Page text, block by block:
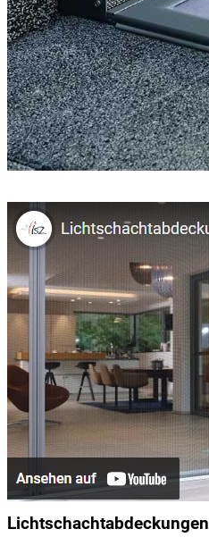
Lichtschachtabdeckungen